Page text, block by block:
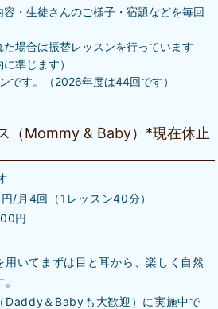
・生徒さんのご様子・宿題などを毎回
た場合は振替レッスンを行っています
準じます）
です。（2026年度は44回です）
（Mommy & Baby）*現在休止
/月4回（1レッスン40分）
円
いてまずは目と耳から、楽しく自然
Daddy＆Babyも大歓迎）に実施中で